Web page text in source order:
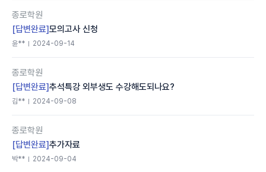
종로학원
[답변완료]모의고사 신청
윤** 2024-09-14
종로학원
[답변완료]추석특강 외부생도 수강해도되나요?
김** 2024-09-08
종로학원
[답변완료]추가자료
박** 2024-09-04